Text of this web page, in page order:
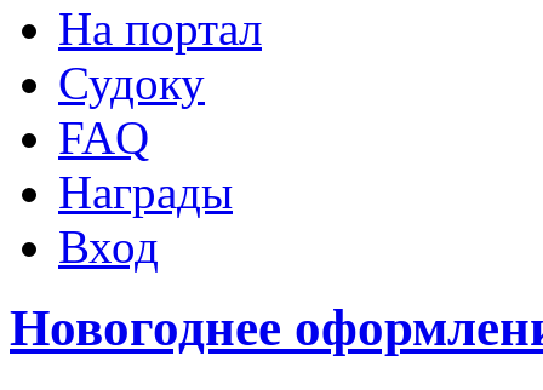
На портал
Судоку
FAQ
Награды
Вход
Новогоднее